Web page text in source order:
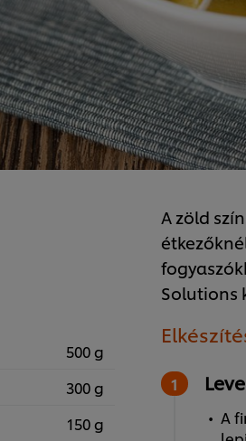
500 g
300 g
150 g
A zöld
Solutions
A